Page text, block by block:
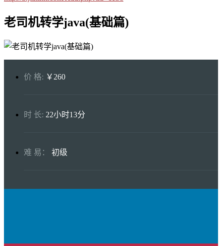
老司机转学java(基础篇)
价 格: ￥260
时 长: 22小时13分
难 易： 初级